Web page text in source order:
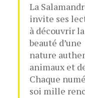
La
invite ses
à découvrir la
beauté d’une
nature
animaux et
Chaque
soi mille